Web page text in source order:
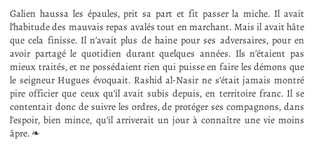
Galien haussa les épaules, prit sa part et fit passer la miche. Il avait
l’habitude des mauvais repas avalés tout en marchant. Mais il avait hâte
que cela finisse. Il n’avait plus de haine pour ses adversaires, pour en
avoir partagé le quotidien durant quelques années. Ils n’étaient pas
mieux traités, et ne possédaient rien qui puisse en faire les démons que
le seigneur Hugues évoquait. Rashid al-Nasir ne s’était jamais montré
pire officier que ceux qu’il avait subis depuis, en territoire franc. Il se
contentait donc de suivre les ordres, de protéger ses compagnons, dans
l’espoir, bien mince, qu’il arriverait un jour à connaître une vie moins
âpre. ❧